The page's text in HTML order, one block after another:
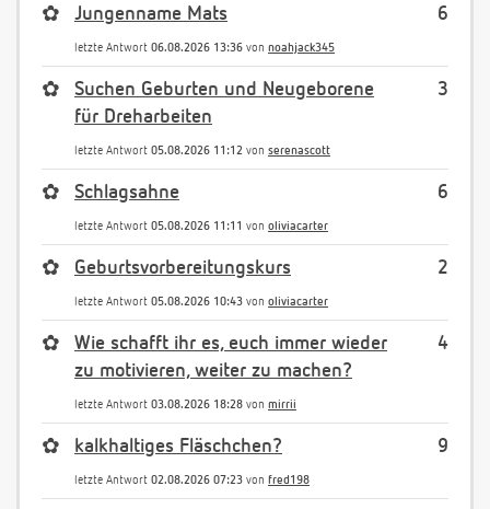
6
✿ Jungenname Mats
letzte Antwort 06.08.2026 13:36 von noahjack345
3
✿
Suchen Geburten und Neugeborene
für Dreharbeiten
letzte Antwort 05.08.2026 11:12 von serenascott
6
✿ Schlagsahne
letzte Antwort 05.08.2026 11:11 von oliviacarter
2
✿ Geburtsvorbereitungskurs
letzte Antwort 05.08.2026 10:43 von oliviacarter
4
✿
Wie schafft ihr es, euch immer wieder
zu motivieren, weiter zu machen?
letzte Antwort 03.08.2026 18:28 von mirrii
9
✿ kalkhaltiges Fläschchen?
letzte Antwort 02.08.2026 07:23 von fred198